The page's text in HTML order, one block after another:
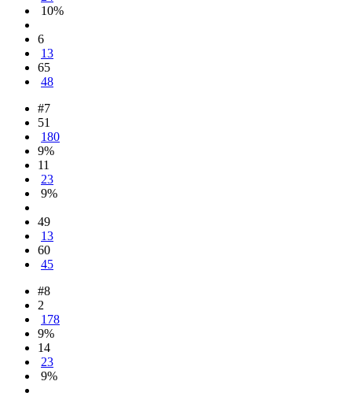
10%
6
13
65
48
#7
51
180
9%
11
23
9%
49
13
60
45
#8
2
178
9%
14
23
9%